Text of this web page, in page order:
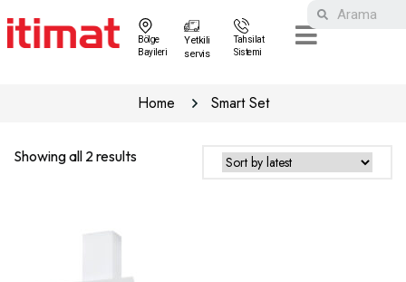
Bölge
Bayileri
Yetkili
servis
Tahsilat
Sistemi
Home Smart Set
Showing all 2 results